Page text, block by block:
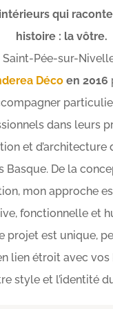
qui
histoire : la vôtre.
Saint-Pée-sur-
Déco en 2016
dans leurs
et d’architecture
Basque. De la
mon approche
fonctionnelle et
projet est unique,
lien étroit avec vos
style et l’identité